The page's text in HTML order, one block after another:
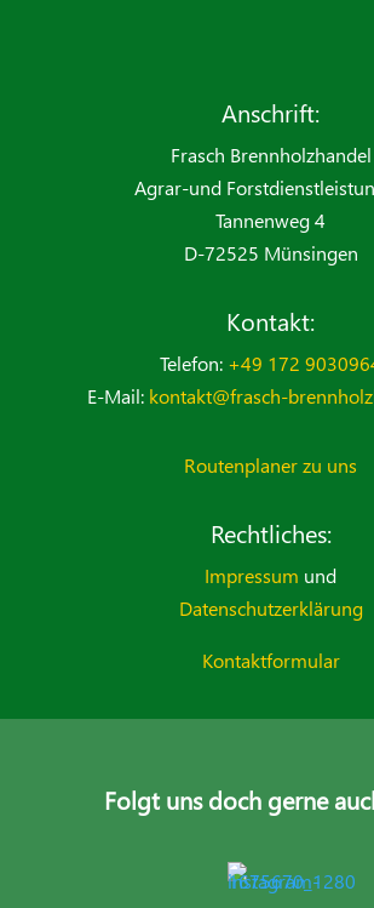
Anschrift:
Frasch Brennholzhandel
Agrar-und
Tannenweg 4
D-72525 Münsingen
Kontakt:
Telefon: +49 172
E-Mail: kontakt@frasch-
Routenplaner zu uns
Rechtliches:
Impressum und
Datenschutzerklärung
Kontaktformular
Folgt uns doch gerne